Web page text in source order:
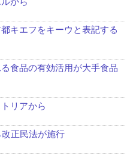
キエフをキーウと表記する
食品の有効活用が大手食品
リアから
正民法が施行